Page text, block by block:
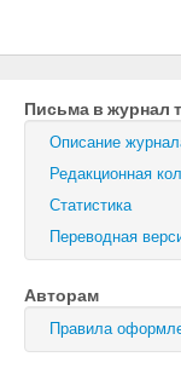
Журнал
Письма в
Физика
Физика и
Оптика и
Поиск
Письма в журнал
Описание
Редакционная
Статистика
Переводная
Авторам
Правила